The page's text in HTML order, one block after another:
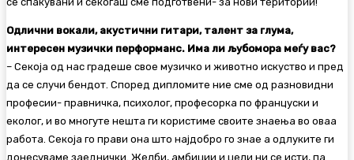
Одлични вокали, акустични гитари, талент за глума,
интересен музички перформанс. Има ли љубомора меѓу вас?
– Секоја од нас градеше свое музичко и животно искуство и пред
да се случи бендот. Според дипломите ние сме од разновидни
професии- правничка, психолог, професорка по француски и
еколог, и во многуте нешта ги користиме своите знаења во оваа
работа. Секоја го прави она што најдобро го знае а одлуките ги
донесуваме заеднички. Желби, амбиции и цели ни се исти, па